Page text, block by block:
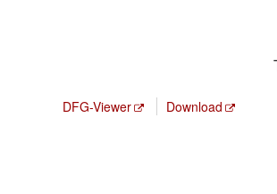
DFG-Viewer Download